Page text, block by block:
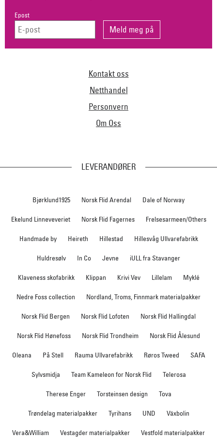
Epost
Kontakt oss
Netthandel
Personvern
Om Oss
LEVERANDØRER
Bjørklund1925 Norsk Flid Arendal Dale of Norway
Ekelund Linneveveriet Norsk Flid Fagernes Frelsesarmeen/Others
Handmade by Heireth Hillestad Hillesvåg Ullvarefabrikk
Huldresølv In Co Jevne iULL fra Stavanger
Klaveness skofabrikk Klippan Krivi Vev Lillelam Myklé
Nedre Foss collection Nordland, Troms, Finnmark materialpakker
Norsk Flid Bergen Norsk Flid Lofoten Norsk Flid Hallingdal
Norsk Flid Hønefoss Norsk Flid Trondheim Norsk Flid Ålesund
Oleana På Stell Rauma Ullvarefabrikk Røros Tweed SAFA
Sylvsmidja Team Kameleon for Norsk Flid Telerosa
Therese Enger Torsteinsen design Tova
Trøndelag materialpakker Tyrihans UND Växbolin
Vera&William Vestagder materialpakker Vestfold materialpakker